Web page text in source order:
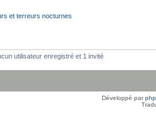
et terreurs nocturnes
utilisateur enregistré et 1 invité
Développé par